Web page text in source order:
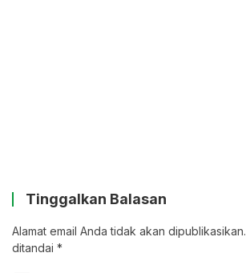
Tinggalkan Balasan
Alamat email Anda tidak akan dipublikasikan.
ditandai *